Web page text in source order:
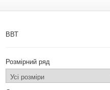
ВВТ
Розмірний ряд